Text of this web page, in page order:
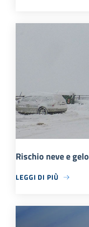
Rischio neve e gelo
LEGGI DI PIÙ